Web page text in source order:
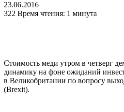
23.06.2016
322 Время чтения: 1 минута
Стоимость меди утром в четверг
динамику на фоне ожиданий
в Великобритании по вопросу
(Brexit).